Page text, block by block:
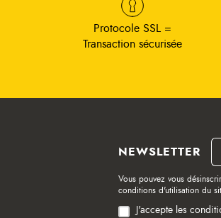
Protocole SSL =
Transaction sécurisée
NEWSLETTER
Vous pouvez vous
conditions d'utilisation du
J'accepte les